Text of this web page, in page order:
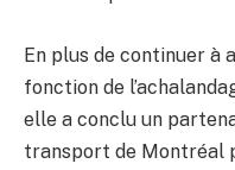
En plus de continuer à
fonction de
elle a conclu un
transport de Montréal